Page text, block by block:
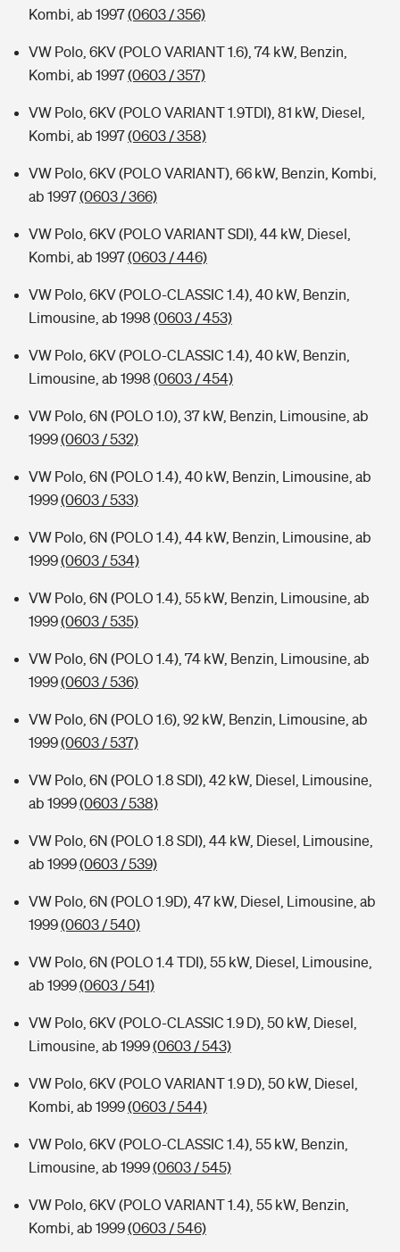
Kombi, ab 1997(0603 / 356)
VW Polo, 6KV (POLO VARIANT 1.6), 74 kW, Benzin,
Kombi, ab 1997(0603 / 357)
VW Polo, 6KV (POLO VARIANT 1.9TDI), 81 kW, Diesel,
Kombi, ab 1997(0603 / 358)
VW Polo, 6KV (POLO VARIANT), 66 kW, Benzin, Kombi,
ab 1997(0603 / 366)
VW Polo, 6KV (POLO VARIANT SDI), 44 kW, Diesel,
Kombi, ab 1997(0603 / 446)
VW Polo, 6KV (POLO-CLASSIC 1.4), 40 kW, Benzin,
Limousine, ab 1998 (0603 / 453)
VW Polo, 6KV (POLO-CLASSIC 1.4), 40 kW, Benzin,
Limousine, ab 1998 (0603 / 454)
VW Polo, 6N (POLO 1.0), 37 kW, Benzin, Limousine, ab
1999(0603 / 532)
VW Polo, 6N (POLO 1.4), 40 kW, Benzin, Limousine, ab
1999(0603 / 533)
VW Polo, 6N (POLO 1.4), 44 kW, Benzin, Limousine, ab
1999(0603 / 534)
VW Polo, 6N (POLO 1.4), 55 kW, Benzin, Limousine, ab
1999(0603 / 535)
VW Polo, 6N (POLO 1.4), 74 kW, Benzin, Limousine, ab
1999(0603 / 536)
VW Polo, 6N (POLO 1.6), 92 kW, Benzin, Limousine, ab
1999(0603 / 537)
VW Polo, 6N (POLO 1.8 SDI), 42 kW, Diesel, Limousine,
ab 1999(0603 / 538)
VW Polo, 6N (POLO 1.8 SDI), 44 kW, Diesel, Limousine,
ab 1999(0603 / 539)
VW Polo, 6N (POLO 1.9D), 47 kW, Diesel, Limousine, ab
1999(0603 / 540)
VW Polo, 6N (POLO 1.4 TDI), 55 kW, Diesel, Limousine,
ab 1999(0603 / 541)
VW Polo, 6KV (POLO-CLASSIC 1.9 D), 50 kW, Diesel,
Limousine, ab 1999(0603 / 543)
VW Polo, 6KV (POLO VARIANT 1.9 D), 50 kW, Diesel,
Kombi, ab 1999(0603 / 544)
VW Polo, 6KV (POLO-CLASSIC 1.4), 55 kW, Benzin,
Limousine, ab 1999(0603 / 545)
VW Polo, 6KV (POLO VARIANT 1.4), 55 kW, Benzin,
Kombi, ab 1999(0603 / 546)